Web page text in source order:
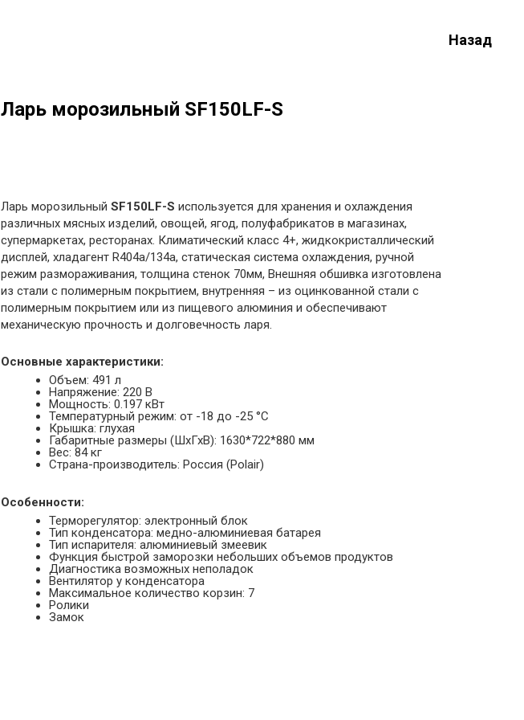
Назад
Ларь морозильный SF150LF-S
Ларь морозильный SF150LF-S используется для хранения и охлаждения
различных мясных изделий, овощей, ягод, полуфабрикатов в магазинах,
супермаркетах, ресторанах. Климатический класс 4+, жидкокристаллический
дисплей, хладагент R404a/134а, статическая система охлаждения, ручной
режим размораживания, толщина стенок 70мм, Внешняя обшивка изготовлена
из стали с полимерным покрытием, внутренняя – из оцинкованной стали с
полимерным покрытием или из пищевого алюминия и обеспечивают
механическую прочность и долговечность ларя.
Основные характеристики:
Объем: 491 л
Напряжение: 220 В
Мощность: 0.197 кВт
Температурный режим: от -18 до -25 °С
Крышка: глухая
Габаритные размеры (ШхГхВ): 1630*722*880 мм
Вес: 84 кг
Страна-производитель: Россия (Polair)
Особенности:
Терморегулятор: электронный блок
Тип конденсатора: медно-алюминиевая батарея
Тип испарителя: алюминиевый змеевик
Функция быстрой заморозки небольших объемов продуктов
Диагностика возможных неполадок
Вентилятор у конденсатора
Максимальное количество корзин: 7
Ролики
Замок